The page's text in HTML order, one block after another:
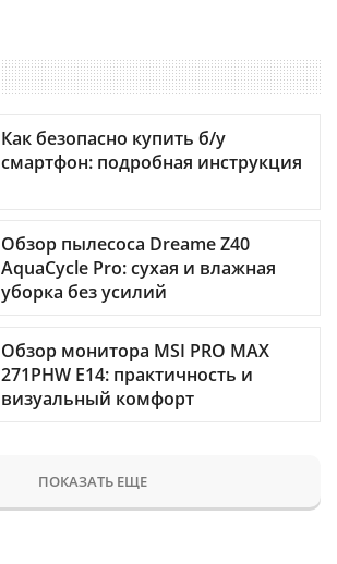
Как безопасно купить б/у
смартфон: подробная инструкция
Обзор пылесоса Dreame Z40
AquaCycle Pro: сухая и влажная
уборка без усилий
Обзор монитора MSI PRO MAX
271PHW E14: практичность и
визуальный комфорт
ПОКАЗАТЬ ЕЩЕ